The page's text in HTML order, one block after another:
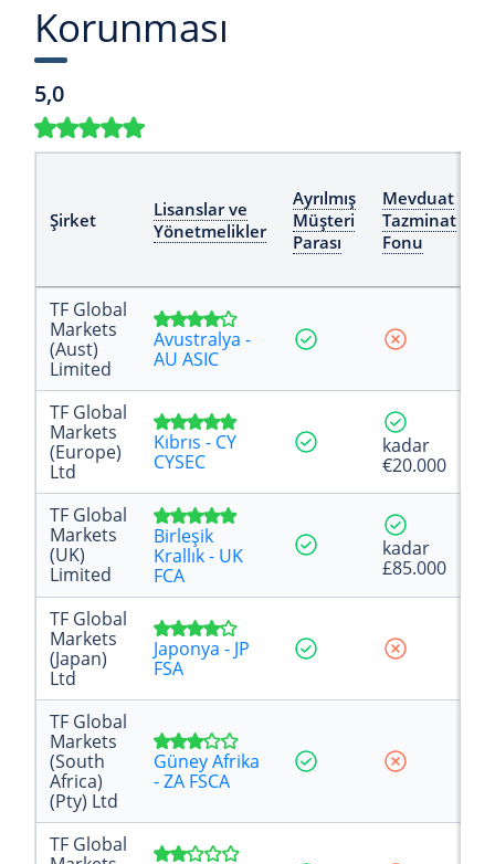
Korunması
5,0
Şirket
Lisanslar ve
Yönetmelikler
Ayrılmış
Müşteri
Parası
Mevduat
Tazminat
Fonu
TF Global
Markets
(Aust)
Limited
Avustralya -
AU ASIC
TF Global
Markets
(Europe)
Ltd
Kıbrıs - CY
CYSEC
kadar
€20.000
TF Global
Markets
(UK)
Limited
Birleşik
Krallık - UK
FCA
kadar
£85.000
TF Global
Markets
(Japan)
Ltd
Japonya - JP
FSA
TF Global
Markets
(South
Africa)
(Pty) Ltd
Güney Afrika
- ZA FSCA
TF Global